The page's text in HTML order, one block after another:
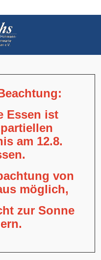
Essen ist
am 12.8.
von
möglich,
zur Sonne